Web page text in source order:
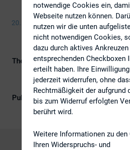
20. September 2013
Themengebiete
(inkl.
IR-Kompetenz
Publikationsform
Externe
notwendige Cookies ein,
Webseite nutzen können.
nutzen wir die unten
nicht notwendigen Cookies,
dazu durch aktives Ankreuzen
entsprechenden Checkboxen
erteilt haben. Ihre
jederzeit widerrufen, ohne
Rechtmäßigkeit der aufgrund
bis zum Widerruf erfolgten
berührt wird.
Weitere Informationen zu
Ihren Widerspruchs- und